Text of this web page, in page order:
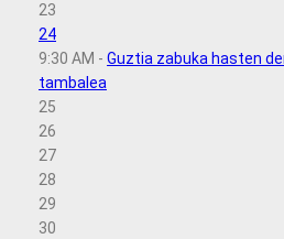
23
24
9:30 AM - Guztia zabuka hasten
tambalea
25
26
27
28
29
30